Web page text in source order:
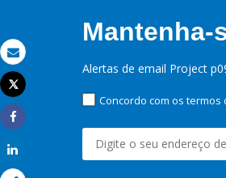
Email
Imprimir
Tweet
Share
Mantenha-
Alertas de email Project
Concordo com os termos